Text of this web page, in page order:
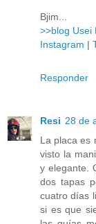
Bjim...
>>blog Usei
Instagram |
Responder
Resi 28 de
La placa es
visto la
y elegante.
dos tapas
cuatro días
si es que